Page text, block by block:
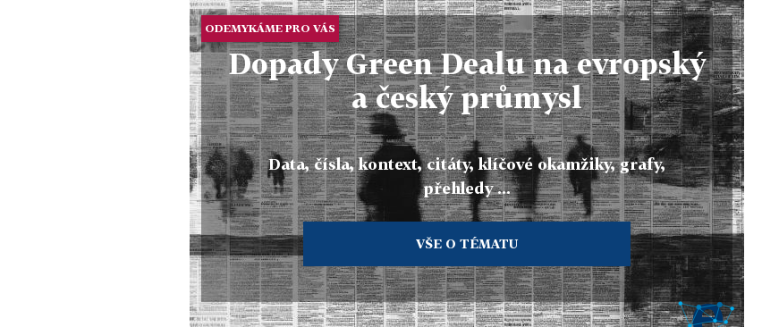
ODEMYKÁME PRO VÁS
Dopady Green Dealu na evropský
a český průmysl
Data, čísla, kontext, citáty, klíčové okamžiky, grafy,
přehledy ...
VŠE O TÉMATU